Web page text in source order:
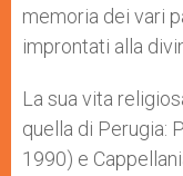
memoria dei vari
improntati alla
La sua vita
quella di Perugia:
1990) e